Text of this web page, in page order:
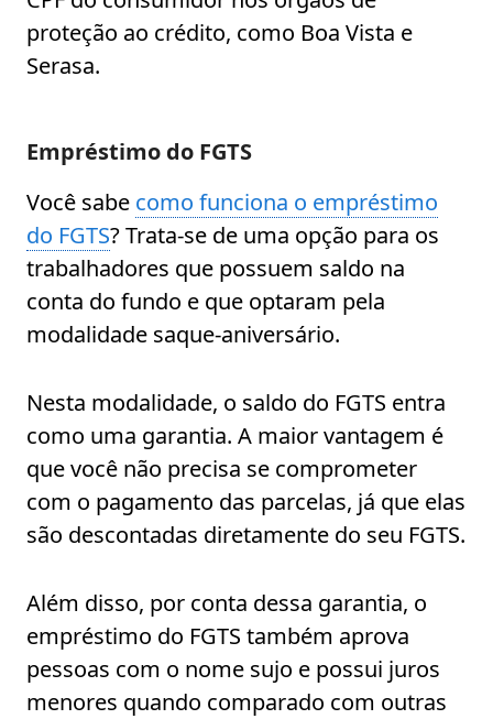
proteção ao crédito, como Boa Vista e
Serasa.
Empréstimo do FGTS
Você sabe como funciona o empréstimo
do FGTS? Trata-se de uma opção para os
trabalhadores que possuem saldo na
conta do fundo e que optaram pela
modalidade saque-aniversário.
Nesta modalidade, o saldo do FGTS entra
como uma garantia. A maior vantagem é
que você não precisa se comprometer
com o pagamento das parcelas, já que elas
são descontadas diretamente do seu FGTS.
Além disso, por conta dessa garantia, o
empréstimo do FGTS também aprova
pessoas com o nome sujo e possui juros
menores quando comparado com outras